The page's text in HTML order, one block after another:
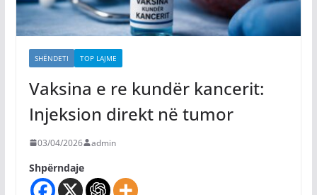
SHËNDETI TOP LAJME
Vaksina e re kundër kancerit:
Injeksion direkt në tumor
03/04/2026 admin
Shpërndaje